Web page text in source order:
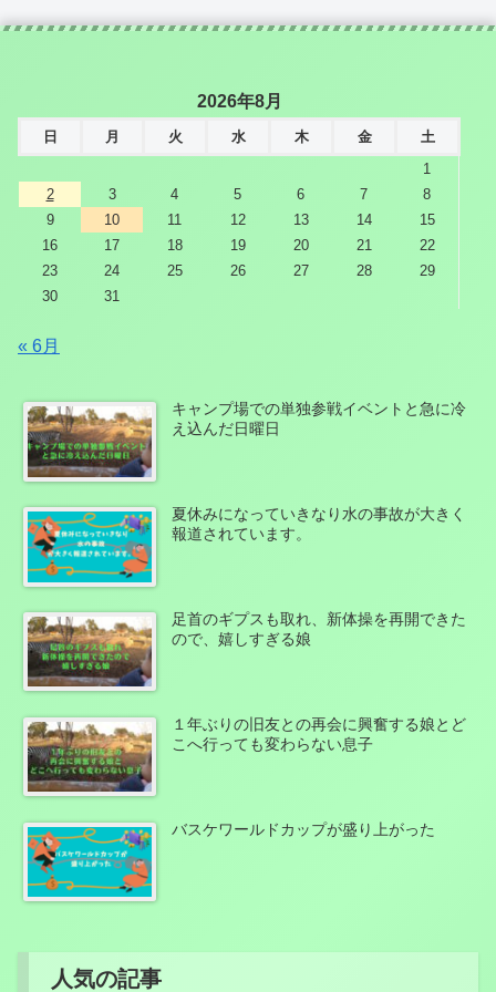
2026年8月
日 月 火 水 木 金
土
1
2
3 4 5 6 7
8
9
10 11 12 13 14
15
16
17 18 19 20 21
22
23
24 25 26 27 28
29
30
31
« 6月
キャンプ場での単独参戦イベントと急に冷
え込んだ日曜日
夏休みになっていきなり水の事故が大きく
報道されています。
足首のギプスも取れ、新体操を再開できた
ので、嬉しすぎる娘
１年ぶりの旧友との再会に興奮する娘とど
こへ行っても変わらない息子
バスケワールドカップが盛り上がった
人気の記事